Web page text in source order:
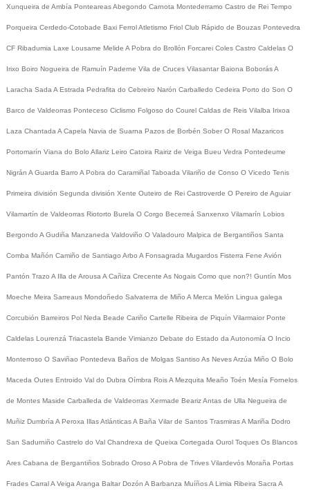
Xunqueira de Ambía PonteareasAbegondo Carnota Montederramo Castro de Rei Tempo
Porqueira Cerdedo-Cotobade Baxi FerrolAtletismo Friol Club Rápido de Bouzas Pontevedra
CF Ribadumia Laxe Lousame Melide A Pobra do Brollón Forcarei Coles Castro Caldelas O
Irixo Boiro Nogueira de Ramuín Paderne Vila de Cruces Vilasantar Baiona BoborásA
Laracha Sada A Estrada Pedrafita do Cebreiro Narón Carballedo Cedeira Porto do Son O
Barco de Valdeorras Ponteceso Ciclismo Folgoso do Courel Caldas de Reis Vilalba Irixoa
Laza Chantada A Capela Navia de Suarna Pazos de Borbén Sober O Rosal Mazaricos
Portomarín Viana do Bolo Allariz Leiro Catoira Rairiz de Veiga Bueu Vedra Pontedeume
Nigrán A Guarda Barro A Pobra do Caramiñal Taboada Vilariño de Conso O Vicedo Tenis
Primeira división Segunda división Xente Outeiro de Rei Castroverde O Pereiro de Aguiar
Vilamartín de Valdeorras Riotorto Burela O Corgo Becerreá Sanxenxo Vilamarín Lobios
Bergondo A Gudiña Manzaneda Valdoviño O Valadouro Malpica de Bergantiños Santa
Comba Mañón Camiño de Santiago Arbo A Fonsagrada Mugardos Fisterra Fene Avión
Pantón Trazo A Illa de Arousa A Cañiza Crecente As Nogais Como que non?! Guntín Mos
Moeche Meira Sarreaus Mondoñedo Salvaterra de Miño A Merca Melón Lingua galega
Corcubión Barreiros Pol Neda Beade Cariño Cartelle Ribeira de Piquín Vilarmaior Ponte
Caldelas Lourenzá Triacastela Bande Vimianzo Debate do Estado da Autonomía O Incio
Monterroso O Saviñao Pontedeva Baños de Molgas Santiso As NevesArzúa Miño O Bolo
Maceda Outes Entroido Val do Dubra Oímbra RoisA Mezquita Meaño Toén Mesía Fornelos
de Montes Maside Carballeda de Valdeorras Xermade BearizAntas de Ulla Negueira de
Muñiz Dumbría A Peroxa Illas AtlánticasA Baña Vilar de Santos TrasmirasA Mariña Dodro
San Sadurniño Castrelo do Val Chandrexa de Queixa Cortegada Ourol Toques Os Blancos
Ares Cabana de Bergantiños Sobrado Oroso A Pobra de Trives Vilardevós Moraña Portas
Frades CarralA Veiga Aranga Baltar Dozón A Barbanza MuíñosA Limia Ribeira Sacra A